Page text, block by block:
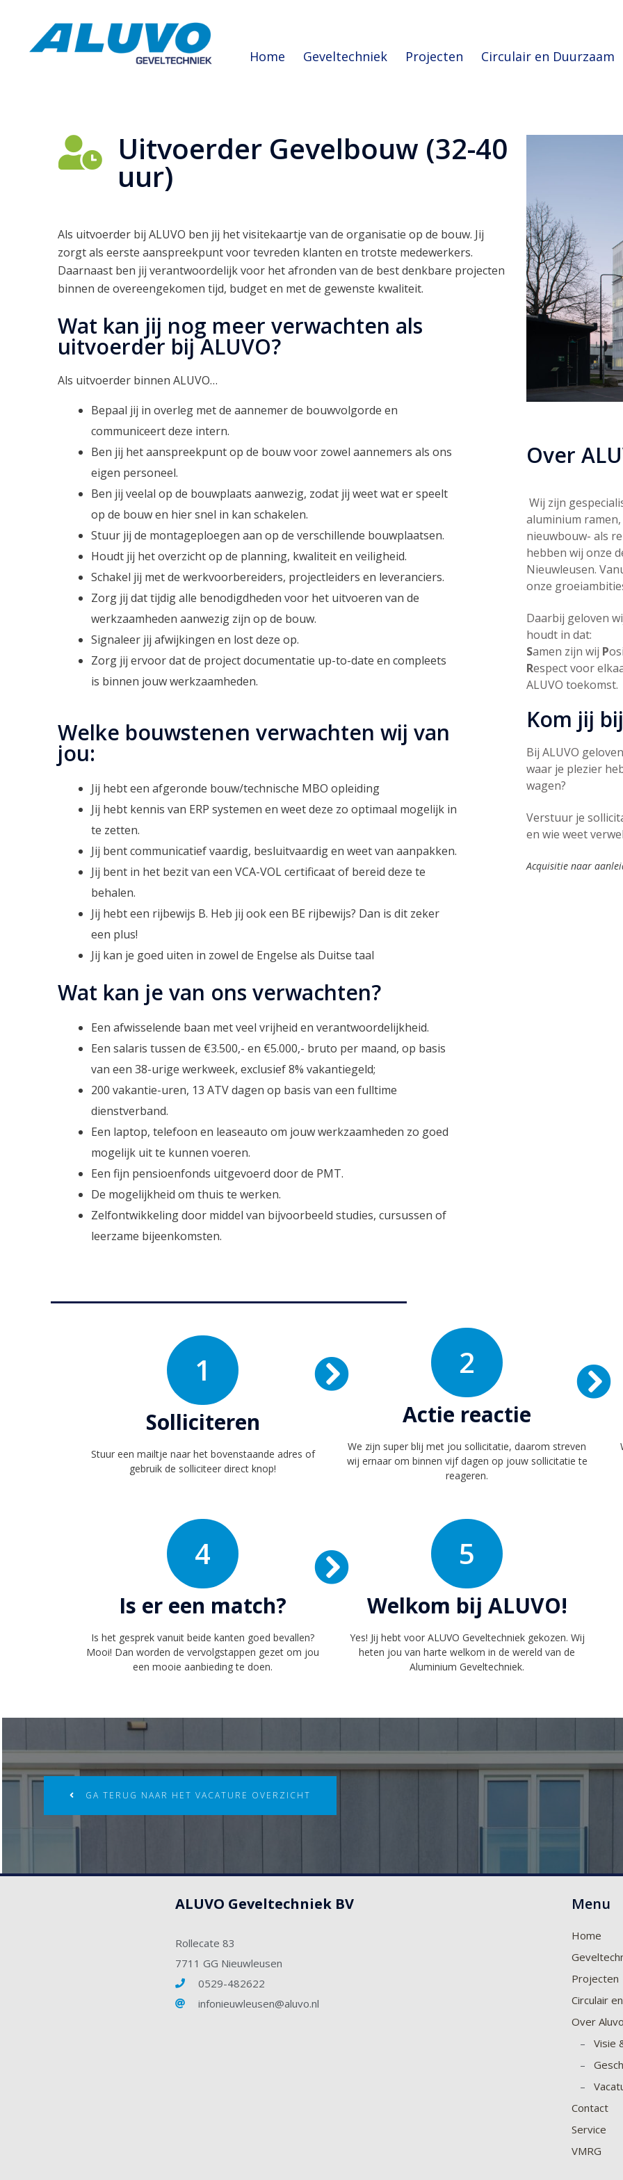
Home Geveltechniek Projecten Circulair en Duurzaam
Uitvoerder Gevelbouw (32-40
uur)
Als uitvoerder bij ALUVO ben jij het visitekaartje van de organisatie op de bouw. Jij
zorgt als eerste aanspreekpunt voor tevreden klanten en trotste medewerkers.
Daarnaast ben jij verantwoordelijk voor het afronden van de best denkbare projecten
binnen de overeengekomen tijd, budget en met de gewenste kwaliteit.
Wat kan jij nog meer verwachten als
uitvoerder bij ALUVO?
Als uitvoerder binnen ALUVO…
Bepaal jij in overleg met de aannemer de bouwvolgorde en
communiceert deze intern.
Ben jij het aanspreekpunt op de bouw voor zowel aannemers als ons
eigen personeel.
Ben jij veelal op de bouwplaats aanwezig, zodat jij weet wat er speelt
op de bouw en hier snel in kan schakelen.
Stuur jij de montageploegen aan op de verschillende bouwplaatsen.
Houdt jij het overzicht op de planning, kwaliteit en veiligheid.
Schakel jij met de werkvoorbereiders, projectleiders en leveranciers.
Zorg jij dat tijdig alle benodigdheden voor het uitvoeren van de
werkzaamheden aanwezig zijn op de bouw.
Signaleer jij afwijkingen en lost deze op.
Zorg jij ervoor dat de project documentatie up-to-date en compleets
is binnen jouw werkzaamheden.
Welke bouwstenen verwachten wij van
jou:
Jij hebt een afgeronde bouw/technische MBO opleiding
Jij hebt kennis van ERP systemen en weet deze zo optimaal mogelijk in
te zetten.
Jij bent communicatief vaardig, besluitvaardig en weet van aanpakken.
Jij bent in het bezit van een VCA-VOL certificaat of bereid deze te
behalen.
Jij hebt een rijbewijs B. Heb jij ook een BE rijbewijs? Dan is dit zeker
een plus!
Jij kan je goed uiten in zowel de Engelse als Duitse taal
Wat kan je van ons verwachten?
Een afwisselende baan met veel vrijheid en verantwoordelijkheid.
Een salaris tussen de €3.500,- en €5.000,- bruto per maand, op basis
van een 38-urige werkweek, exclusief 8% vakantiegeld;
200 vakantie-uren, 13 ATV dagen op basis van een fulltime
dienstverband.
Een laptop, telefoon en leaseauto om jouw werkzaamheden zo goed
mogelijk uit te kunnen voeren.
Een fijn pensioenfonds uitgevoerd door de PMT.
De mogelijkheid om thuis te werken.
Zelfontwikkeling door middel van bijvoorbeeld studies, cursussen of
leerzame bijeenkomsten.
Over
Wij zijn
aluminium
nieuwbouw- als
hebben wij onze
Nieuwleusen.
onze
Daarbij geloven
houdt in dat:
Samen zijn wij P
Respect voor
ALUVO toekomst.
Kom jij
Bij ALUVO
waar je plezier
wagen?
Verstuur je
en wie weet
Acquisitie naar
1
Solliciteren
Stuur een mailtje naar het bovenstaande adres of
gebruik de solliciteer direct knop!
2
Actie reactie
We zijn super blij met jou sollicitatie, daarom streven
wij ernaar om binnen vijf dagen op jouw sollicitatie te
reageren.
4
Is er een match?
Is het gesprek vanuit beide kanten goed bevallen?
Mooi! Dan worden de vervolgstappen gezet om jou
een mooie aanbieding te doen.
5
Welkom bij ALUVO!
Yes! Jij hebt voor ALUVO Geveltechniek gekozen. Wij
heten jou van harte welkom in de wereld van de
Aluminium Geveltechniek.
GA TERUG NAAR HET VACATURE OVERZICHT
ALUVO Geveltechniek BV
Rollecate 83
7711 GG Nieuwleusen
0529-482622
infonieuwleusen@aluvo.nl
Menu
Home
Projecten
Circulair
Over Aluvo
– Visie
–
–
Contact
Service
VMRG